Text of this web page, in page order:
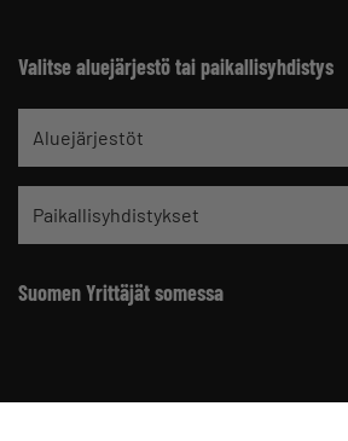
Valitse aluejärjestö tai paikallisyhdistys
Aluejärjestöt
Paikallisyhdistykset
Suomen Yrittäjät somessa